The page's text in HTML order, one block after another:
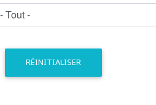
RÉINITIALISER